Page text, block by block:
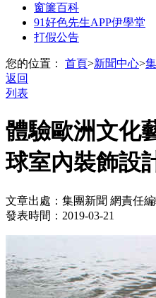
窗簾百科
91好色先生APP伊學堂
打假公告
您的位置： 首頁>新聞中心>
返回
列表
體驗歐洲文化
球室內裝飾設
文章出處：集團新聞 網責任編
發表時間：2019-03-21